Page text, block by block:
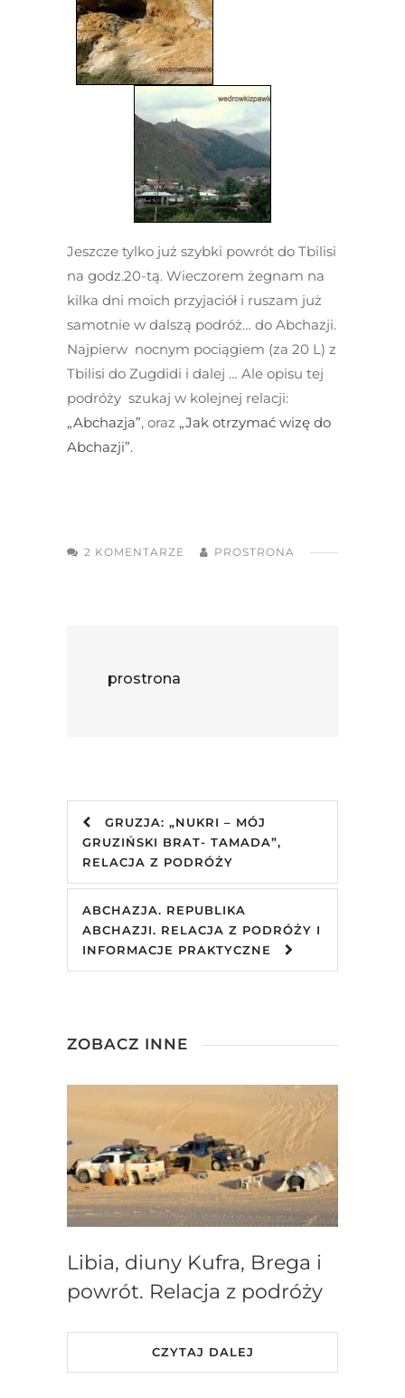
Jeszcze tylko już szybki powrót do Tbilisi
na godz.20-tą. Wieczorem żegnam na
kilka dni moich przyjaciół i ruszam już
samotnie w dalszą podróż… do Abchazji.
Najpierw nocnym pociągiem (za 20 L) z
Tbilisi do Zugdidi i dalej … Ale opisu tej
podróży szukaj w kolejnej relacji:
„Abchazja”, oraz „Jak otrzymać wizę do
Abchazji”.
2 KOMENTARZE PROSTRONA
prostrona
GRUZJA: „NUKRI – MÓJ
GRUZIŃSKI BRAT- TAMADA”,
RELACJA Z PODRÓŻY
ABCHAZJA. REPUBLIKA
ABCHAZJI. RELACJA Z PODRÓŻY I
INFORMACJE PRAKTYCZNE
ZOBACZ INNE
Libia, diuny Kufra, Brega i
powrót. Relacja z podróży
CZYTAJ DALEJ